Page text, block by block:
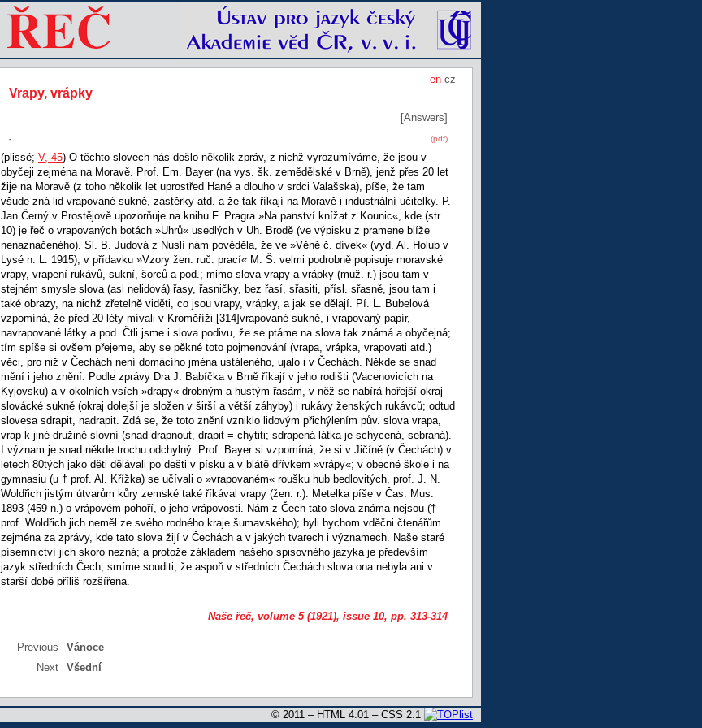
en cz
Vrapy, vrápky
[Answers]
(pdf)
-
(plissé; V, 45) O těchto slovech nás došlo několik zpráv, z nichž vyrozumíváme, že jsou v
obyčeji zejména na Moravě. Prof. Em. Bayer (na vys. šk. zemědělské v Brně), jenž přes 20 let
žije na Moravě (z toho několik let uprostřed Hané a dlouho v srdci Valašska), píše, že tam
všude zná lid vrapované sukně, zástěrky atd. a že tak říkají na Moravě i industriální učitelky. P.
Jan Černý v Prostějově upozorňuje na knihu F. Pragra »Na panství knížat z Kounic«, kde (str.
10) je řeč o vrapovaných botách »Uhrů« usedlých v Uh. Brodě (ve výpisku z pramene blíže
nenaznačeného). Sl. B. Judová z Nuslí nám pověděla, že ve »Věně č. dívek« (vyd. Al. Holub v
Lysé n. L. 1915), v přídavku »Vzory žen. ruč. prací« M. Š. velmi podrobně popisuje moravské
vrapy, vrapení rukávů, sukní, šorců a pod.; mimo slova vrapy a vrápky (muž. r.) jsou tam v
stejném smysle slova (asi nelidová) řasy, řasničky, bez řasí, sřasiti, přísl. sřasně, jsou tam i
také obrazy, na nichž zřetelně viděti, co jsou vrapy, vrápky, a jak se dělají. Pí. L. Bubelová
vzpomíná, že před 20 léty mívali v Kroměříži [314]vrapované sukně, i vrapovaný papír,
navrapované látky a pod. Čtli jsme i slova podivu, že se ptáme na slova tak známá a obyčejná;
tím spíše si ovšem přejeme, aby se pěkné toto pojmenování (vrapa, vrápka, vrapovati atd.)
věci, pro niž v Čechách není domácího jména ustáleného, ujalo i v Čechách. Někde se snad
mění i jeho znění. Podle zprávy Dra J. Babíčka v Brně říkají v jeho rodišti (Vacenovicích na
Kyjovsku) a v okolních vsích »drapy« drobným a hustým řasám, v něž se nabírá hořejší okraj
slovácké sukně (okraj dolejší je složen v širší a větší záhyby) i rukávy ženských rukávců; odtud
slovesa sdrapit, nadrapit. Zdá se, že toto znění vzniklo lidovým přichýlením pův. slova vrapa,
vrap k jiné družině slovní (snad drapnout, drapit = chytiti; sdrapená látka je schycená, sebraná).
I význam je snad někde trochu odchylný. Prof. Bayer si vzpomíná, že si v Jičíně (v Čechách) v
letech 80tých jako děti dělávali po dešti v písku a v blátě dřívkem »vrápy«; v obecné škole i na
gymnasiu (u † prof. Al. Křížka) se učívali o »vrapovaném« roušku hub bedlovitých, prof. J. N.
Woldřich jistým útvarům kůry zemské také říkával vrapy (žen. r.). Metelka píše v Čas. Mus.
1893 (459 n.) o vrápovém pohoří, o jeho vrápovosti. Nám z Čech tato slova známa nejsou (†
prof. Woldřich jich neměl ze svého rodného kraje šumavského); byli bychom vděčni čtenářům
zejména za zprávy, kde tato slova žijí v Čechách a v jakých tvarech i významech. Naše staré
písemnictví jich skoro nezná; a protože základem našeho spisovného jazyka je především
jazyk středních Čech, smíme souditi, že aspoň v středních Čechách slova ona nebyla ani v
starší době příliš rozšířena.
Naše řeč, volume 5 (1921), issue 10, pp. 313-314
Previous
Vánoce
Next
Všední
© 2011 – HTML 4.01 – CSS 2.1